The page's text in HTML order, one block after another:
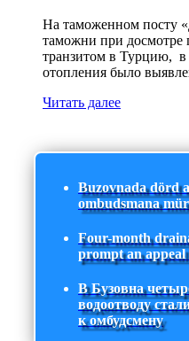
На таможенном посту
таможни при досмотре
транзитом в Турцию, в
отопления было
Читать далее
Buzovnada dörd
ombudsmana
Four-month
prompt an appeal
В Бузовна
водоотводу
к омбудсмену